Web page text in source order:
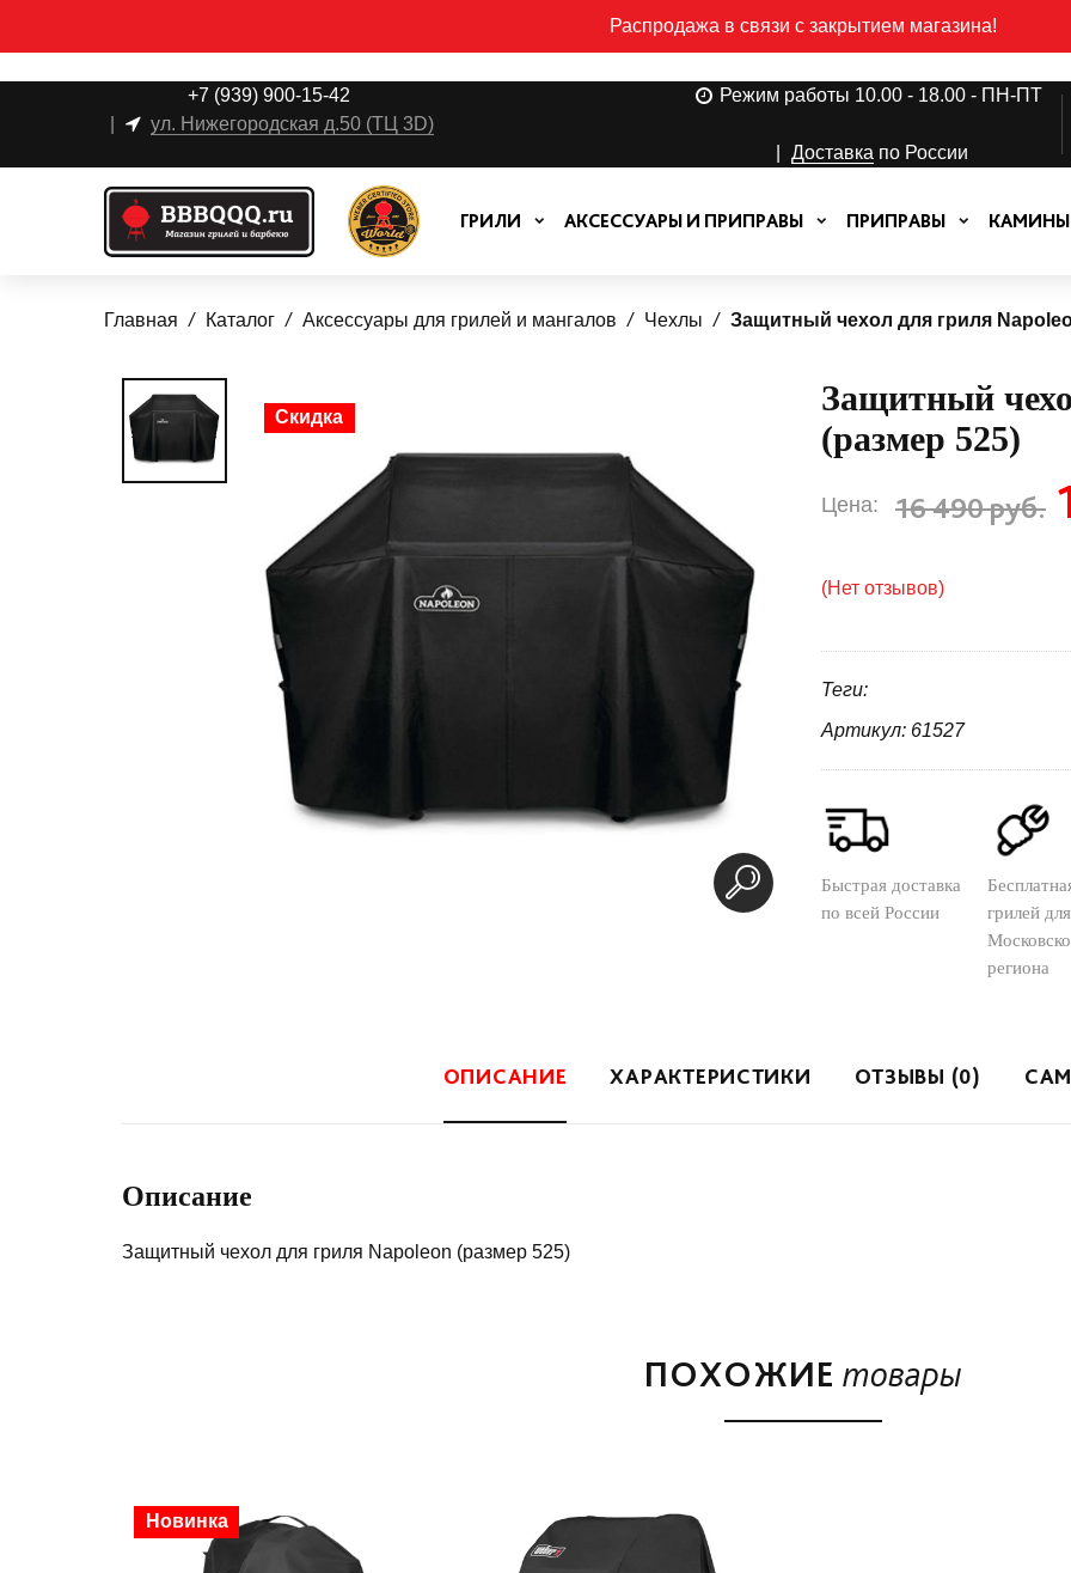
Распродажа в связи с закрытием магазина!
+7 (939) 900-15-42
ул. Нижегородская д.50 (ТЦ 3D)
Режим работы 10.00 - 18.00 - ПН-ПТ
Доставка по России
ГРИЛИ АКСЕССУАРЫ И ПРИПРАВЫ ПРИПРАВЫ КАМИНЫ
Главная Каталог Аксессуары для грилей и мангалов Чехлы Защитный чехол для гриля
Скидка
Защитный
(размер 525)
Цена: 16 490 руб.
(Нет отзывов)
Теги:
Артикул: 61527
Быстрая доставка
по всей России
грилей для
региона
ОПИСАНИЕ ХАРАКТЕРИСТИКИ ОТЗЫВЫ (0)
Описание
Защитный чехол для гриля Napoleon (размер 525)
ПОХОЖИЕ товары
Скидка
Новинка